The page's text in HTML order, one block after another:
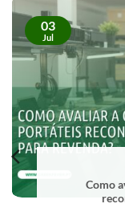
Como
03
Jul